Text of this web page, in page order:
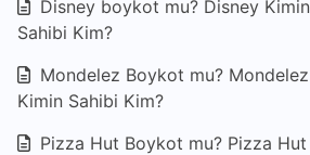
Disney boykot mu? Disney Kimin
Sahibi Kim?
Mondelez Boykot mu? Mondelez
Kimin Sahibi Kim?
Pizza Hut Boykot mu? Pizza Hut